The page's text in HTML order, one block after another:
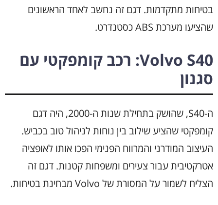
בטיחות מתקדמות. דגם זה נחשב לאחד הראשונים
שהציעו מערכת ABS כסטנדרט.
Volvo S40: רכב קומפקטי עם
סגנון
ה-S40, שהושק בתחילת שנות ה-2000, היה דגם
קומפקטי שהציע שילוב בין נוחות לניהול טוב בכביש.
העיצוב המודרני והמרווח הפנימי הפכו אותו לאופציה
אטרקטיבית עבור צעירים ומשפחות קטנות. דגם זה
הצליח לשמור על המסורת של Volvo מבחינת בטיחות.